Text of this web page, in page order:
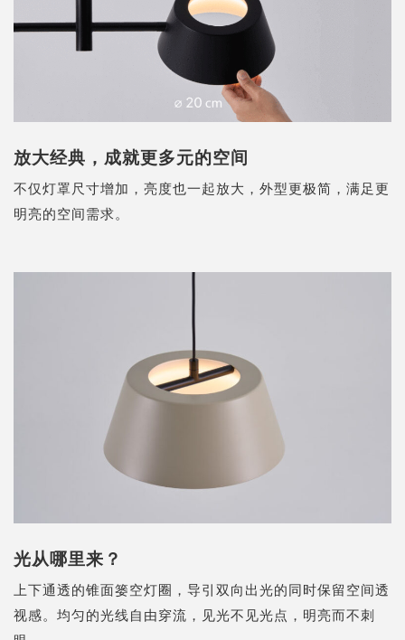
放大经典，成就更多元的空间
不仅灯罩尺寸增加，亮度也一起放大，外型更极简，满足更
明亮的空间需求。
光从哪里来？
上下通透的锥面篓空灯圈，导引双向出光的同时保留空间透
视感。均匀的光线自由穿流，见光不见光点，明亮而不刺